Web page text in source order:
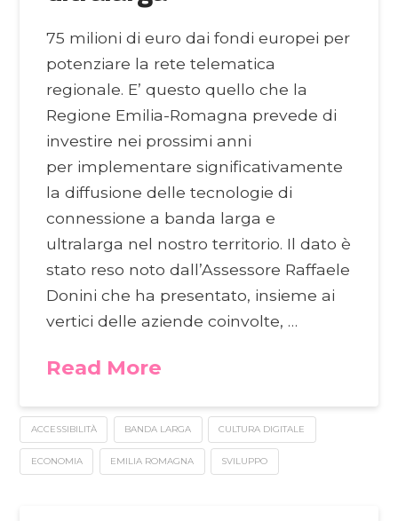
75 milioni di euro dai fondi europei per
potenziare la rete telematica
regionale. E’ questo quello che la
Regione Emilia-Romagna prevede di
investire nei prossimi anni
per implementare significativamente
la diffusione delle tecnologie di
connessione a banda larga e
ultralarga nel nostro territorio. Il dato è
stato reso noto dall’Assessore Raffaele
Donini che ha presentato, insieme ai
vertici delle aziende coinvolte, …
Read More
ACCESSIBILITÀ BANDA LARGA CULTURA DIGITALE
ECONOMIA EMILIA ROMAGNA SVILUPPO